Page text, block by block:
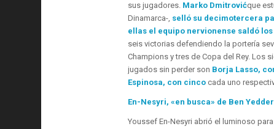
sus jugadores. Marko Dmitrovićque
Dinamarca-, selló su decimotercera
ellas el equipo nervionense saldó
seis victorias defendiendo la portería
Champions y tres de Copa del Rey. Los
jugados sin perder son Borja Lasso,
Espinosa, con cincocada uno
En-Nesyri, «en busca» de Ben Yedder
Youssef En-Nesyri abrió el luminoso